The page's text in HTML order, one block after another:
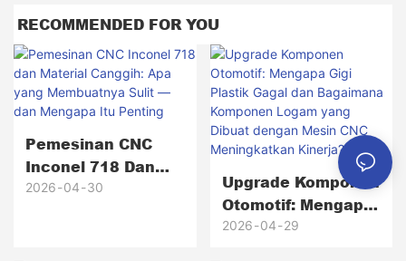
RECOMMENDED FOR YOU
Pemesinan CNC
Inconel 718 Dan
Material Canggih:
2026 04 30
Upgrade Komponen
Otomotif: Mengapa
Gigi Plastik Gagal
2026 04 29